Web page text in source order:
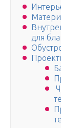
для